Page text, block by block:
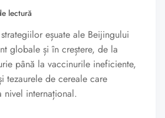
lectură
eșuate ale Beijingului
globale și în creștere, de la
până la vaccinurile ineficiente,
tezaurele de cereale care
nivel internațional.